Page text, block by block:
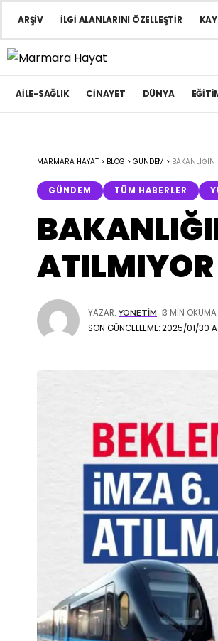
ARŞIV İLGI ALANLARINI ÖZELLEŞTIR
AILE-SAĞLIK CINAYET DÜNYA
MARMARA HAYAT > BLOG > GÜNDEM > BAKANLIĞIN
GÜNDEM TÜM HABERLER
ATILMIYOR
SON GÜNCELLEME: 2025/01/30
YAZAR: YONETIM 3 MIN OKUMA